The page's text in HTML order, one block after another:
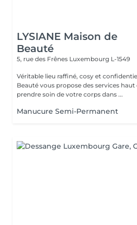
LYSIANE Maison de
Beauté
5, rue des Frênes Luxembourg L-1549
Véritable lieu raffiné, cosy et confidentiel. LYSIANE Maison
Beauté vous propose des services
prendre soin de votre corps dans ...
Manucure Semi-Permanent